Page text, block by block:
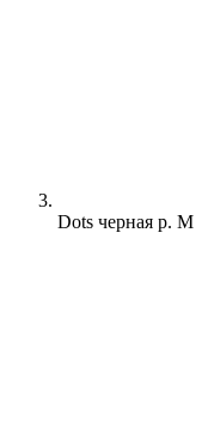
Dots черная р. M